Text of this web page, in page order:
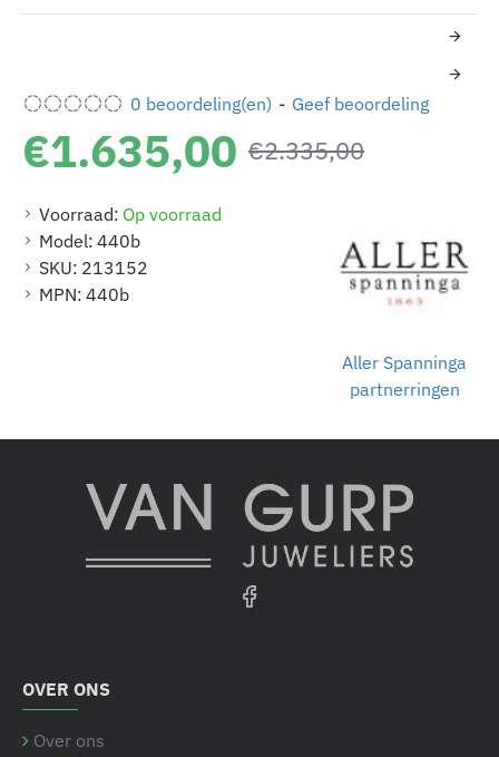
Voorraad: Op voorraad
Model: 440b
SKU: 213152
MPN: 440b
Aller Spanninga
partnerringen
0 beoordeling(en) - Geef beoordeling
€1.635,00 €2.335,00
OVER ONS
Over ons